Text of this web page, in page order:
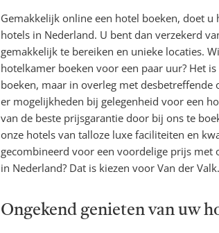
Gemakkelijk online een hotel boeken, doet u
hotels in Nederland. U bent dan verzekerd
gemakkelijk te bereiken en unieke locaties.
hotelkamer boeken voor een paar uur? Het
boeken, maar in overleg met
er mogelijkheden bij gelegenheid voor een
van de beste prijsgarantie door bij ons te
onze hotels van talloze luxe faciliteiten en
gecombineerd voor een voordelige prijs met
in Nederland? Dat is kiezen voor Van der Valk.
Ongekend genieten van uw